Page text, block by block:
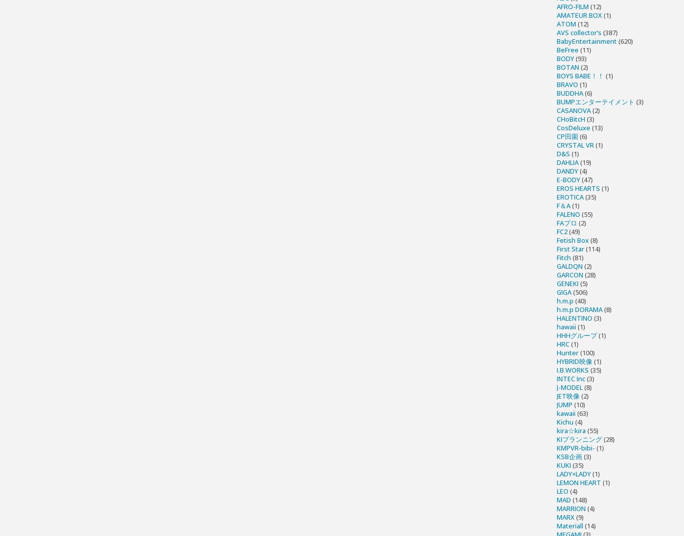
AFRO-FILM (12)
AMATEUR BOX(1)
ATOM (12)
AVS collector’s (387)
BabyEntertainment(620)
BeFree (11)
BODY(93)
BOTAN (2)
BOYS BABE！！ (1)
BRAVO (1)
BUDDHA(6)
BUMPエンターテイメント (3)
CASANOVA(2)
CHoBitcH (3)
CosDeluxe (13)
CP田園 (6)
CRYSTAL VR(1)
D&S (1)
DAHLIA(19)
DANDY(4)
E-BODY(47)
EROS HEARTS (1)
EROTICA(35)
F＆A(1)
FALENO (55)
FAプロ (2)
FC2(49)
Fetish Box(8)
First Star(114)
Fitch (81)
GALDQN (2)
GARCON (28)
GENEKI (5)
GIGA(506)
h.m.p (40)
h.m.p DORAMA(8)
HALENTINO (3)
hawaii (1)
HHHグループ(1)
HRC(1)
Hunter(100)
HYBRID映像(1)
I.B.WORKS (35)
INTEC Inc(3)
J-MODEL(8)
JET映像(2)
JUMP (10)
kawaii (63)
Kichu (4)
kira☆kira (55)
KIプランニング(28)
KMPVR-bibi- (1)
KSB企画(3)
KUKI (35)
LADY×LADY(1)
LEMON HEART (1)
LEO (4)
MAD (148)
MARRION (4)
MARX(9)
Materiall (14)